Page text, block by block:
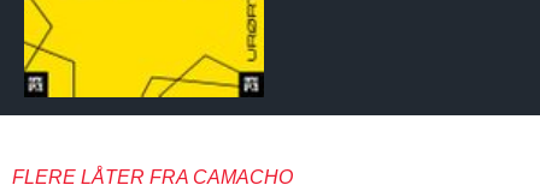
FLERE LÅTER FRA CAMACHO